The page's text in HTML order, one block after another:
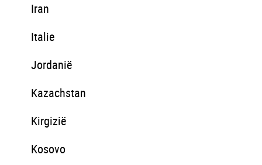
Iran
Italie
Jordanië
Kazachstan
Kirgizië
Kosovo